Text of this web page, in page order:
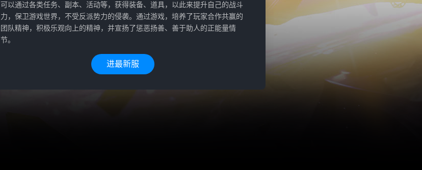
可以通过各类任务、副本、活动等，获得装备、道具，以此来提升自己的战斗
力，保卫游戏世界，不受反派势力的侵袭。通过游戏，培养了玩家合作共赢的
团队精神，积极乐观向上的精神，并宣扬了惩恶扬善、善于助人的正能量情
节。
进最新服